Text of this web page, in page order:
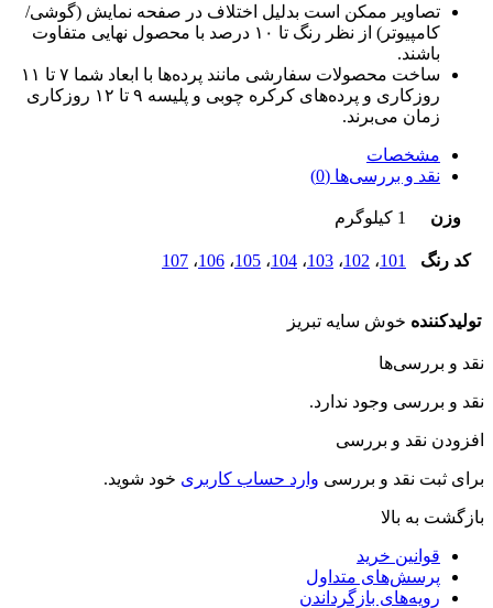
تصاویر ممکن است بدلیل اختلاف در صفحه نمایش (گوشی/
کامپیوتر) از نظر رنگ تا ۱۰ درصد با محصول نهایی متفاوت
باشند.
ساخت محصولات سفارشی مانند پرده‌ها با ابعاد شما ۷ تا ۱۱
روزکاری و پرده‌های کرکره چوبی و پلیسه ۹ تا ۱۲ روزکاری
زمان می‌برند.
مشخصات
نقد و بررسی‌ها (0)
وزن
کد رنگ 101،102،103،104،105،106،107
تولیدکننده خوش سایه تبریز
و بررسی‌ها
و بررسی وجود ندارد.
نقد و بررسی
ثبت نقد و بررسی وارد حساب کاربریخود شوید.
به بالا
قوانین خرید
پرسش‌های متداول
رویه‌های بازگرداندن